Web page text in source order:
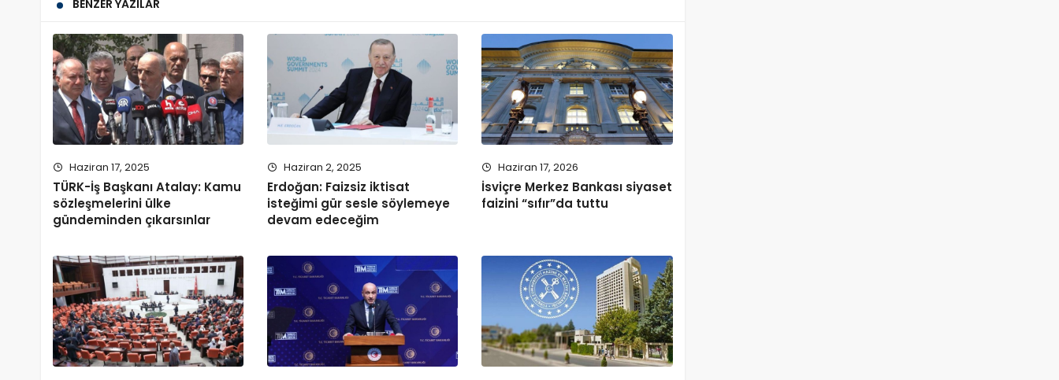
BENZER YAZILAR
Haziran 17, 2025
TÜRK-İş Başkanı Atalay: Kamu
sözleşmelerini ülke
gündeminden çıkarsınlar
Haziran 2, 2025
Erdoğan: Faizsiz iktisat
isteğimi gür sesle söylemeye
devam edeceğim
Haziran 17, 2026
İsviçre Merkez Bankası siyaset
faizini “sıfır”da tuttu